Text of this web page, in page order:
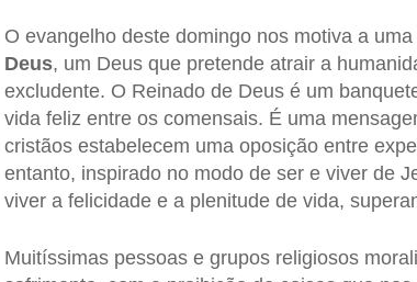
O evangelho deste domingo nos motiva a
Deus, um Deus que pretende atrair a
excludente. O Reinado de Deus é um
vida feliz entre os comensais. É uma
cristãos estabelecem uma oposição entre
entanto, inspirado no modo de ser e viver de
viver a felicidade e a plenitude de vida,
Muitíssimas pessoas e grupos religiosos